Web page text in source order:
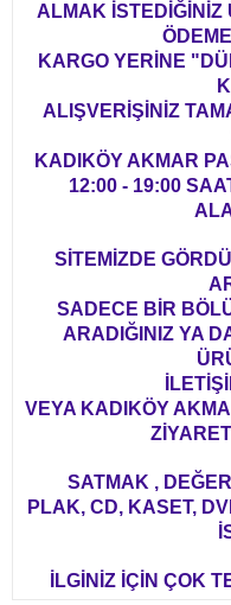
ALMAK İSTEDİĞİNİZ
KARGO YERİNE
ALIŞVERİŞİNİZ
KADIKÖY AKMAR
12:00 - 19:00
SİTEMİZDE
SADECE BİR
ARADIĞINIZ YA
VEYA KADIKÖY
SATMAK ,
PLAK, CD, KASET,
İLGİNİZ İÇİN ÇOK